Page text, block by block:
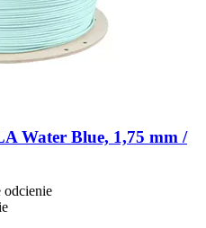
Water Blue, 1,75 mm /
odcienie